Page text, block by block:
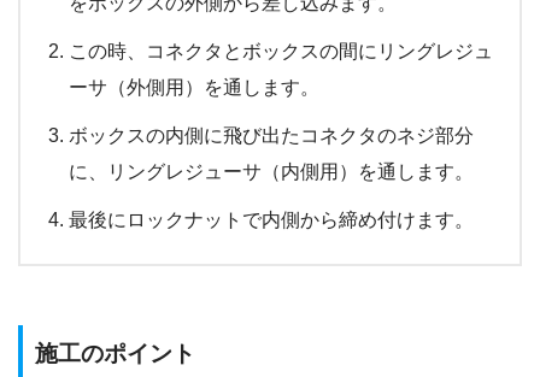
この時、コネクタとボックスの間にリングレジュ
ーサ（外側用）を通します。
ボックスの内側に飛び出たコネクタのネジ部分
に、リングレジューサ（内側用）を通します。
最後にロックナットで内側から締め付けます。
施工のポイント